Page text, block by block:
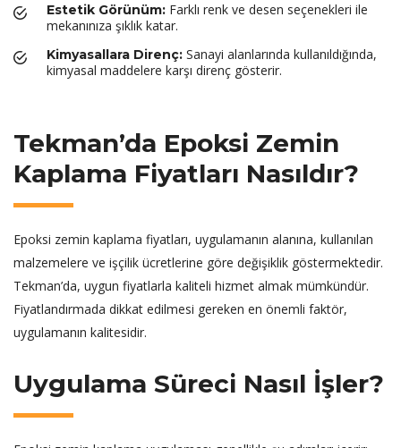
Estetik Görünüm: Farklı renk ve desen seçenekleri ile
mekanınıza şıklık katar.
Kimyasallara Direnç: Sanayi alanlarında kullanıldığında,
kimyasal maddelere karşı direnç gösterir.
Tekman’da Epoksi Zemin
Kaplama Fiyatları Nasıldır?
Epoksi zemin kaplama fiyatları, uygulamanın alanına, kullanılan
malzemelere ve işçilik ücretlerine göre değişiklik göstermektedir.
Tekman’da, uygun fiyatlarla kaliteli hizmet almak mümkündür.
Fiyatlandırmada dikkat edilmesi gereken en önemli faktör,
uygulamanın kalitesidir.
Uygulama Süreci Nasıl İşler?